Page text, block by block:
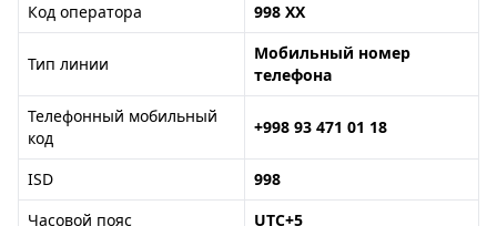
Код оператора
998 XX
Тип линии
Мобильный номер
телефона
Телефонный мобильный
код
+998 93 471 01 18
ISD
998
Часовой пояс
UTC+5